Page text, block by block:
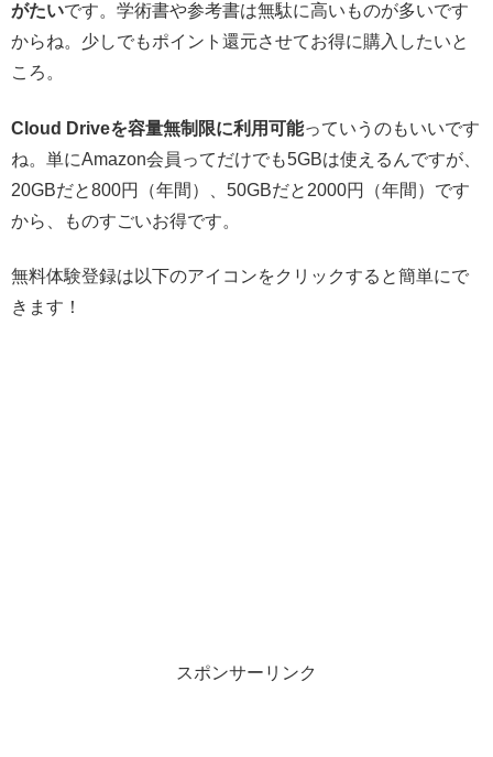
がたいです。学術書や参考書は無駄に高いものが多いです
からね。少しでもポイント還元させてお得に購入したいと
ころ。
Cloud Driveを容量無制限に利用可能っていうのもいいです
ね。単にAmazon会員ってだけでも5GBは使えるんですが、
20GBだと800円（年間）、50GBだと2000円（年間）です
から、ものすごいお得です。
無料体験登録は以下のアイコンをクリックすると簡単にで
きます！
スポンサーリンク